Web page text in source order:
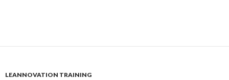
LEANNOVATION TRAINING